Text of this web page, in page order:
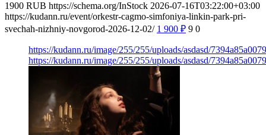
1900 RUB https://schema.org/InStock 2026-07-16T03:22:00+03:00
https://kudann.ru/event/orkestr-cagmo-simfoniya-linkin-park-pri-
svechah-nizhniy-novgorod-2026-12-02/ 1 900 ₽ 9 0
https://kudann.ru/image/255/255/uploads/asdasd/
https://kudann.ru/image/255/255/uploads/asdasd/